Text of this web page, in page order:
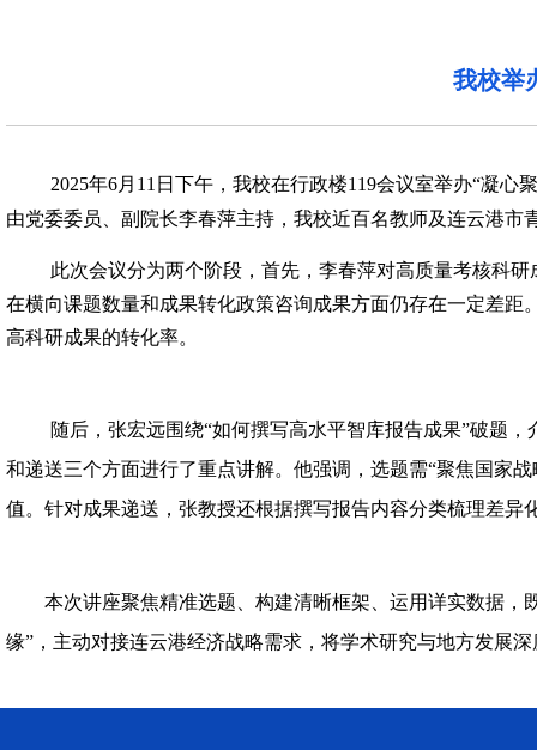
我校举
2025年6月11日下午，我校在行政楼119会议室举办“凝心
由党委委员、副院长李春萍主持，我校近百名教师及连云港市
此次会议分为两个阶段，首先， 李春萍对高质量考核科
在横向课题数量和成果转化政策咨询成果方面仍存在一定差
高科研成果的转化率。
随后，张宏远围绕“如何撰写高水平智库报告成果”破题
和递送三个方面进行了重点讲解。他强调，选题需“聚焦国家
值。针对成果递送，张教授还根据撰写报告内容分类梳理差异
本次讲座聚焦精准选题、构建清晰框架、运用详实数据，
缘”，主动对接连云港经济战略需求，将学术研究与地方发展